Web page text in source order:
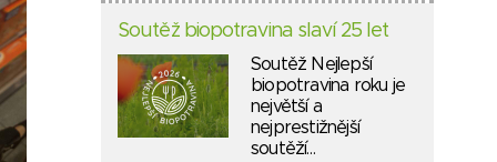
Soutěž biopotravina slaví 25 let
Soutěž Nejlepší
biopotravina roku je
největší a
nejprestižnější
soutěží…